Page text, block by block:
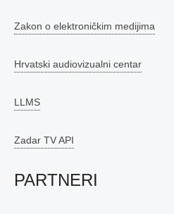
Zakon o elektroničkim medijima
Hrvatski audiovizualni centar
LLMS
Zadar TV API
PARTNERI